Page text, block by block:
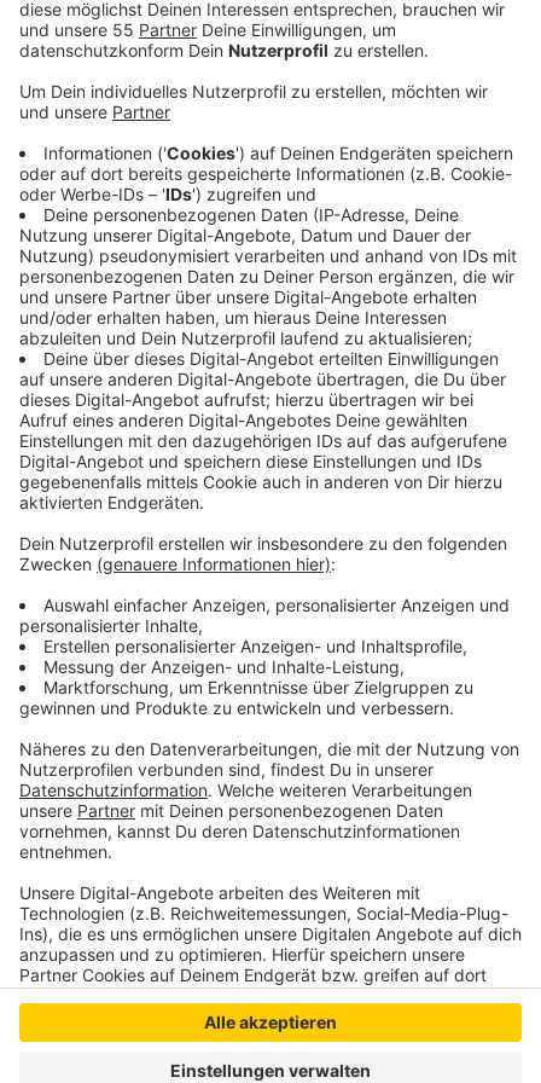
Anzeige
Anzeige
Entspannung und lernen an sechs Abenden
verschiedene Entspannungsmethoden und deren
wohltuende Wirkung kennen. Entspannungs- und Ergo-
Therapeutin Gabi Arntzen stellt die Progressive
Muskelentspannung, das Autogene Training,
Körpermeditationen, Phantasie- und Klangreisen vor.
Der Kurs beinhaltet 6 Termine und kostet 9 Euro pro
Stunde. Er findet unter den derzeit gültigen Corona-
Schutzverordnungen statt. Die maximale
Teilnehmerzahl liegt bei 12. Anmeldungen und
elten.deoder 0174-7728943. Mitzubringen sind:
Warme Stopper-Socken, eine Decke und evtl. ein
kleines Kopfkissen.
Anzeige
Anzeige